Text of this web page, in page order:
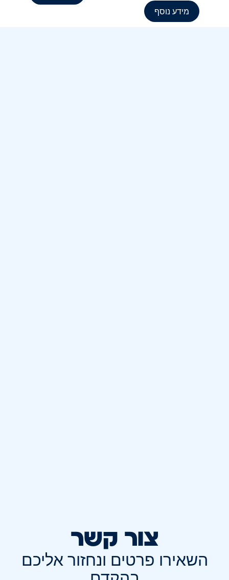
מידע נוסף
צור קשר
השאירו פרטים ונחזור אליכם